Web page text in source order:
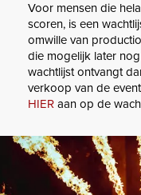
Voor mensen die
scoren, is een
omwille van
die mogelijk later
wachtlijst ontvangt
verkoop van de
HIER aan op de